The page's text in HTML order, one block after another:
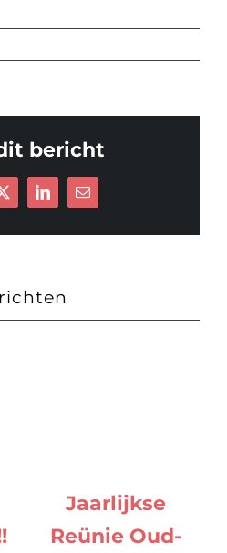
bericht
X LinkedIn
E-
mail
Jaarlijkse
Reünie Oud-